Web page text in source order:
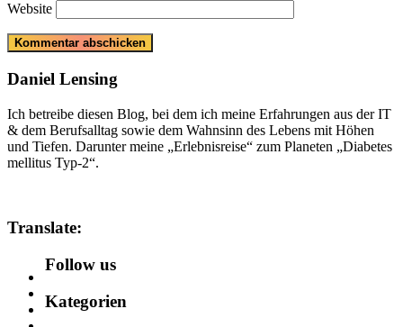
Website
Daniel Lensing
Ich betreibe diesen Blog, bei dem ich meine Erfahrungen aus der IT
& dem Berufsalltag sowie dem Wahnsinn des Lebens mit Höhen
und Tiefen. Darunter meine „Erlebnisreise“ zum Planeten „Diabetes
mellitus Typ-2“.
Translate:
Follow us
Kategorien